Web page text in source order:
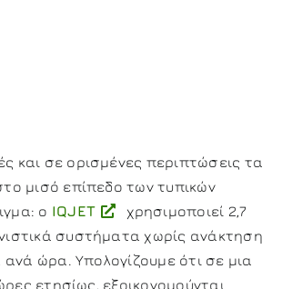
και σε ορισμένες περιπτώσεις τα
μισό επίπεδο των τυπικών
ο IQJET
χρησιμοποιεί 2,7
συστήματα χωρίς ανάκτηση
ώρα. Υπολογίζουμε ότι σε μια
ετησίως, εξοικονομούνται